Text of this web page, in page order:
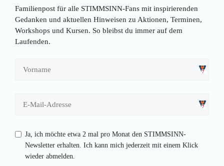
Familienpost für alle STIMMSINN-Fans mit inspirierenden
Gedanken und aktuellen Hinweisen zu Aktionen, Terminen,
Workshops und Kursen. So bleibst du immer auf dem
Laufenden.
Ja, ich möchte etwa 2 mal pro Monat den STIMMSINN-
Newsletter erhalten. Ich kann mich jederzeit mit einem Klick
wieder abmelden.